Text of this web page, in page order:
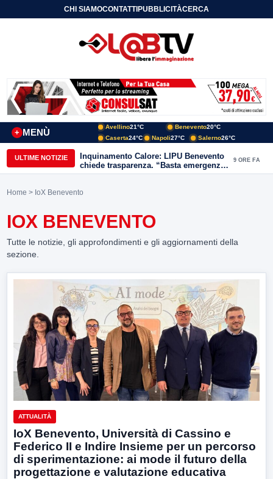
CHI SIAMOCONTATTIPUBBLICITÀCERCA
MENÙ
+
Avellino21°C Benevento20°C
Caserta24°C Napoli27°C Salerno26°C
ULTIME NOTIZIE
Inquinamento Calore: LIPU Benevento
chiede trasparenza. “Basta emergenze:
non possiamo continuare a trattare i
canali di scarico
9 ORE FA
Home > IoX Benevento
IOX BENEVENTO
Tutte le notizie, gli approfondimenti e gli aggiornamenti della
sezione.
ATTUALITÀ
IoX Benevento, Università di Cassino e
Federico II e Indire Insieme per un percorso
di sperimentazione: ai mode il futuro della
progettazione e valutazione educativa